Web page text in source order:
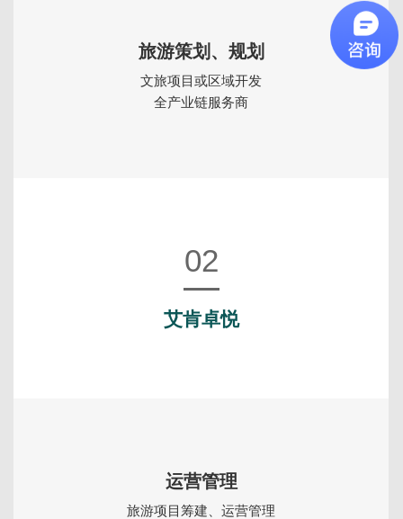
旅游策划、规划
文旅项目或区域开发
全产业链服务商
02
艾肯卓悦
运营管理
旅游项目筹建、运营管理